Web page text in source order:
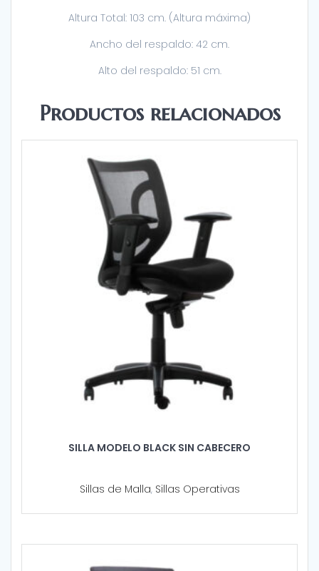
Altura Total: 103 cm. (Altura máxima)
Ancho del respaldo: 42 cm.
Alto del respaldo: 51 cm.
Productos relacionados
SILLA MODELO BLACK SIN CABECERO
Sillas de Malla, Sillas Operativas